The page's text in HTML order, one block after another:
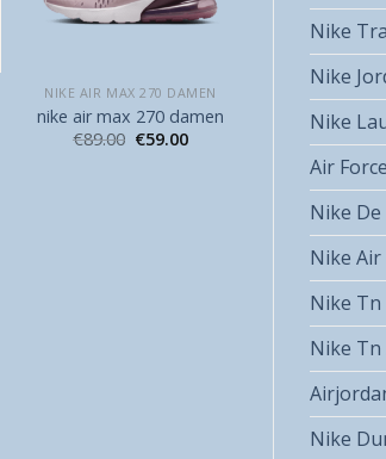
Nike
Nike
Nike
Air
Nike De
Nike Air
Nike Tn
Nike Tn
Nike
NIKE AIR MAX 270 DAMEN
nike air max 270 damen
€89.00 €59.00